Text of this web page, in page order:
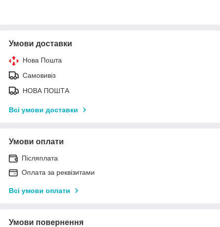
Умови доставки
Нова Пошта
Самовивіз
НОВА ПОШТА
Всі умови доставки
Умови оплати
Післяплата
Оплата за реквізитами
Всі умови оплати
Умови повернення